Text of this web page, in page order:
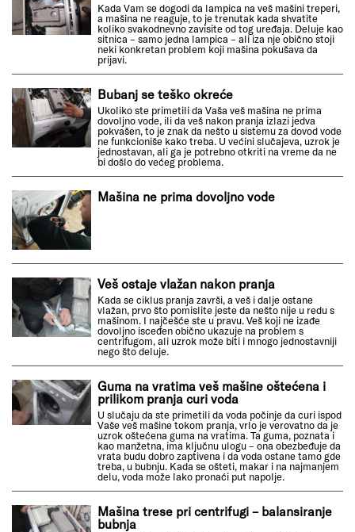
Kada Vam se dogodi da lampica na veš mašini treperi,
a mašina ne reaguje, to je trenutak kada shvatite
koliko svakodnevno zavisite od tog uređaja. Deluje kao
sitnica – samo jedna lampica – ali iza nje obično stoji
neki konkretan problem koji mašina pokušava da
prijavi.
Bubanj se teško okreće
Ukoliko ste primetili da Vaša veš mašina ne prima
dovoljno vode, ili da veš nakon pranja izlazi jedva
pokvašen, to je znak da nešto u sistemu za dovod vode
ne funkcioniše kako treba. U većini slučajeva, uzrok je
jednostavan, ali ga je potrebno otkriti na vreme da ne
bi došlo do većeg problema.
Mašina ne prima dovoljno vode
Veš ostaje vlažan nakon pranja
Kada se ciklus pranja završi, a veš i dalje ostane
vlažan, prvo što pomislite jeste da nešto nije u redu s
mašinom. I najčešće ste u pravu. Veš koji ne izađe
dovoljno isceđen obično ukazuje na problem s
centrifugom, ali uzrok može biti i mnogo jednostavniji
nego što deluje.
Guma na vratima veš mašine oštećena i
prilikom pranja curi voda
U slučaju da ste primetili da voda počinje da curi ispod
Vaše veš mašine tokom pranja, vrlo je verovatno da je
uzrok oštećena guma na vratima. Ta guma, poznata i
kao manžetna, ima ključnu ulogu – ona obezbeđuje da
vrata budu dobro zaptivena i da voda ostane tamo gde
treba, u bubnju. Kada se ošteti, makar i na najmanjem
delu, voda može lako pronaći put napolje.
Mašina trese pri centrifugi – balansiranje
bubnja